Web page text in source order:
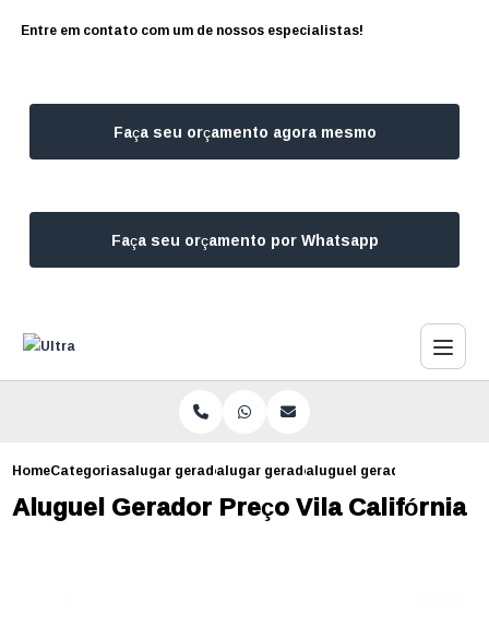
Entre em contato com um de nossos especialistas!
Faça seu orçamento agora mesmo
Faça seu orçamento por Whatsapp
HomeCategoriasalugar geradoresalugar gerador para construcao civil
aluguel gerador preco
Aluguel Gerador Preço Vila Califórnia